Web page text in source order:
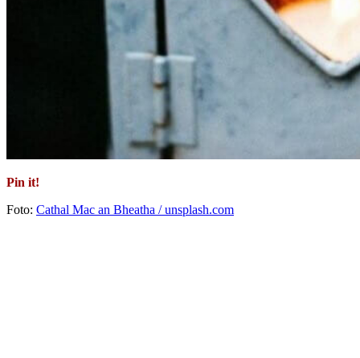
Pin it!
Foto: Cathal Mac an Bheatha / unsplash.com